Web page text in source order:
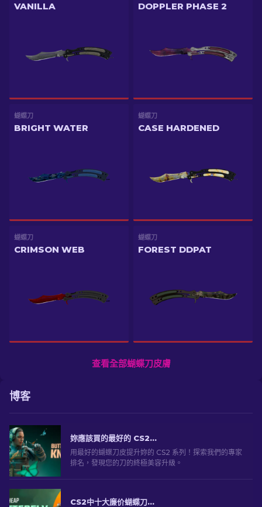
VANILLA DOPPLER PHASE 2
蝴蝶刀
BRIGHT WATER
蝴蝶刀
CASE HARDENED
蝴蝶刀
CRIMSON WEB
蝴蝶刀
FOREST DDPAT
查看全部蝴蝶刀皮膚
博客
妳應該買的最好的 CS2 蝴蝶刀皮 [2026]
用最好的蝴蝶刀皮提升妳的 CS2 系列！探索我們的專家
排名，發現您的刀的終極美容升級。
CS2中十大廉价蝴蝶刀外观 [2026]